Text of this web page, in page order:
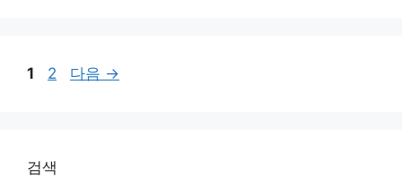
페
1
페
2 다음 →
검색